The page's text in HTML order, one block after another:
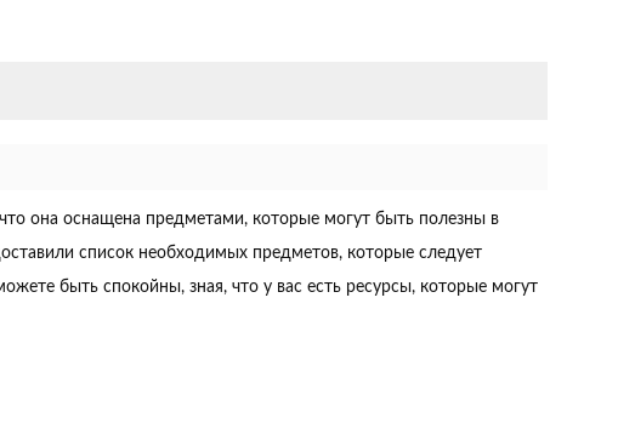
она оснащена предметами, которые могут быть полезны в
список необходимых предметов, которые следует
быть спокойны, зная, что у вас есть ресурсы, которые могут